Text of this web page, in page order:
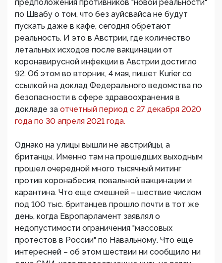
предположения противников "новой реальности"
по Швабу о том, что без ауйсвайса не будут
пускать даже в кафе, сегодня обретают
реальность. И это в Австрии, где количество
летальных исходов после вакцинации от
коронавирусной инфекции в Австрии достигло
92. Об этом во вторник, 4 мая, пишет Kurier со
ссылкой на доклад Федерального ведомства по
безопасности в сфере здравоохранения в
докладе за отчетный период с 27 декабря 2020
года по 30 апреля 2021 года.
Однако на улицы вышли не австрийцы, а
британцы. Именно там на прошедших выходным
прошел очередной много тысячный митинг
против коронабесия, повальной вакцинации и
карантина. Что еще смешней – шествие числом
под 100 тыс. британцев прошло почти в тот же
день, когда Европарламент заявлял о
недопустимости ограничения "массовых
протестов в России" по Навальному. Что еще
интересней – об этом шествии ни сообщило ни